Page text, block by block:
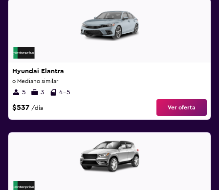
Hyundai Elantra
o Mediano similar
5 3 4-5
$537 /día Ver oferta